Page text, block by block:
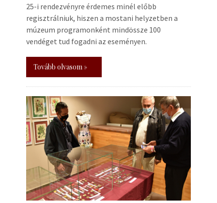
25-i rendezvényre érdemes minél előbb
regisztrálniuk, hiszen a mostani helyzetben a
múzeum programonként mindössze 100
vendéget tud fogadni az eseményen.
Tovább olvasom »